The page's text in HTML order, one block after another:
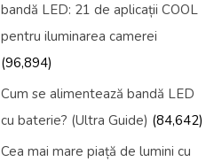
bandă LED: 21 de aplicații COOL
pentru iluminarea camerei
(96,894)
Cum se alimentează bandă LED
cu baterie? (Ultra Guide) (84,642)
Cea mai mare piață de lumini cu